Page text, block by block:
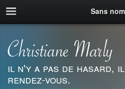
Sans
il n'y a pas de hasard,
rendez-vous.